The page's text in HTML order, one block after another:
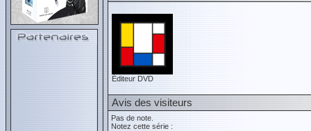
Éditeur DVD
Avis des visiteurs
Pas de note.
Notez cette série :